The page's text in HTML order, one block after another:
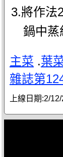
3.將作法
鍋中蒸
主菜 .葉
雜誌第
上線日期:2/